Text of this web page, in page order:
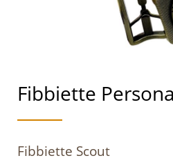
Fibbiette
Fibbiette Scout